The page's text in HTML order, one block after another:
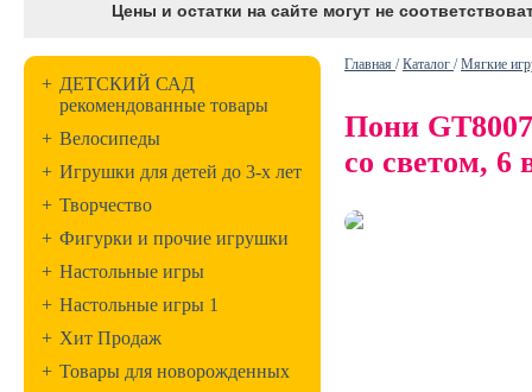
Цены и остатки на сайте могут не
+ ДЕТСКИЙ САД
рекомендованные товары
+ Велосипеды
+ Игрушки для детей до 3-х лет
+ Творчество
+ Фигурки и прочие игрушки
+ Настольные игры
+ Настольные игры 1
+ Хит Продаж
+ Товары для новорожденных
Главная /Каталог /Мягкие
Пони
со светом, 6